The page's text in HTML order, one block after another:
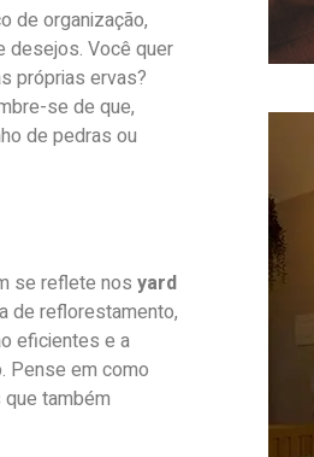
de organização,
desejos. Você quer
próprias ervas?
se de que,
de pedras ou
se reflete nos yard
de reflorestamento,
eficientes e a
Pense em como
também